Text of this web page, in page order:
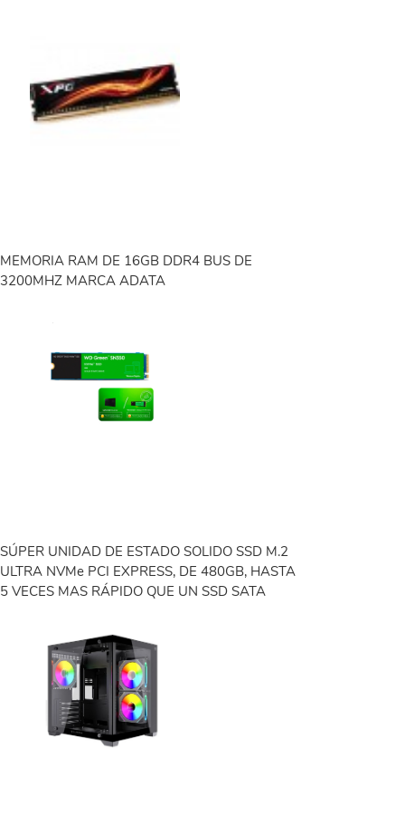
MEMORIA RAM DE 16GB DDR4 BUS DE
3200MHZ MARCA ADATA
SÚPER UNIDAD DE ESTADO SOLIDO SSD M.2
ULTRA NVMe PCI EXPRESS, DE 480GB, HASTA
5 VECES MAS RÁPIDO QUE UN SSD SATA